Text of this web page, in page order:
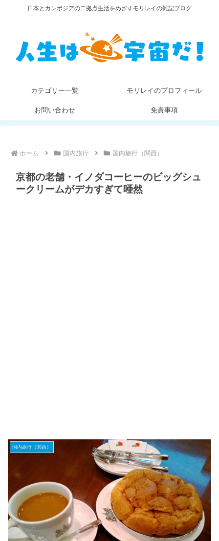
日本とカンボジアの二拠点生活をめざすモリレイの雑記ブログ
カテゴリー一覧 モリレイのプロフィール
お問い合わせ 免責事項
ホーム 国内旅行 国内旅行（関西）
京都の老舗・イノダコーヒーのビッグシュ
ークリームがデカすぎて唖然
国内旅行（関西）